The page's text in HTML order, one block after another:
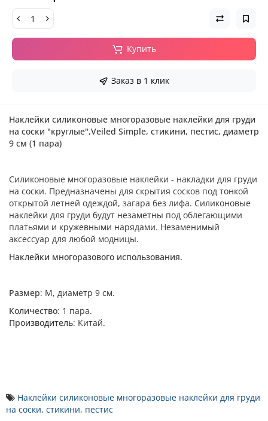
Купить
Заказ в 1 клик
Наклейки силиконовые многоразовые наклейки для груди
на соски "круглые",Veiled Simple, стикини, пестис, диаметр
9 см (1 пара)
Силиконовые многоразовые наклейки - накладки для груди
на соски. Предназначены для скрытия сосков под тонкой
открытой летней одеждой, загара без лифа. Силиконовые
наклейки для груди будут незаметны под облегающими
платьями и кружевными нарядами. Незаменимый
аксессуар для любой модницы.
Наклейки многоразового использования.
Размер: М, диаметр 9 см.
Количество: 1 пара.
Производитель: Китай.
Наклейки силиконовые многоразовые наклейки для груди
на соски, стикини, пестис